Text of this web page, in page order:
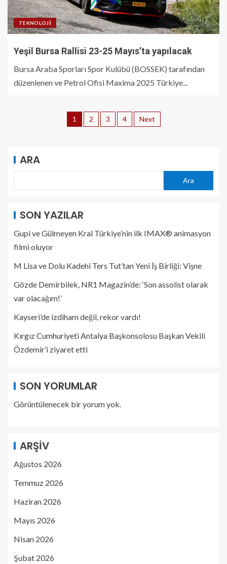
TEKNOLOJI
Yeşil Bursa Rallisi 23-25 Mayıs’ta yapılacak
Bursa Araba Sporları Spor Kulübü (BOSSEK) tarafından
düzenlenen ve Petrol Ofisi Maxima 2025 Türkiye...
1 2 3 4 Next
ARA
Ara
SON YAZILAR
Gupi ve Gülmeyen Kral Türkiye’nin ilk IMAX® animasyon
filmi oluyor
M Lisa ve Dolu Kadehi Ters Tut’tan Yeni İş Birliği: Vişne
Gözde Demirbilek, NR1 Magazin’de: ‘Son assolist olarak
var olacağım!’
Kayseri’de izdiham değil, rekor vardı!
Kırgız Cumhuriyeti Antalya Başkonsolosu Başkan Vekili
Özdemir’i ziyaret etti
SON YORUMLAR
Görüntülenecek bir yorum yok.
ARŞIV
Ağustos 2026
Temmuz 2026
Haziran 2026
Mayıs 2026
Nisan 2026
Şubat 2026